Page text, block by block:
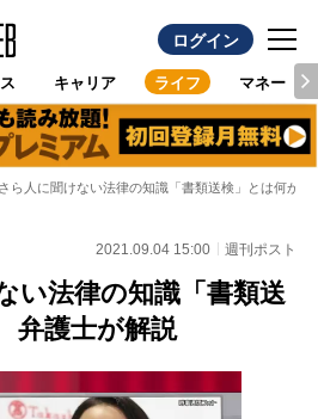
ログイン
キャリア ライフ マネー
ら人に聞けない法律の知識「書類送検」とは何か
2021.09.04 15:00 週刊ポスト
い法律の知識「書類送
護士が解説